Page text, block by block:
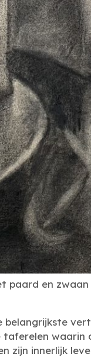
paard en
zijn innerlijk